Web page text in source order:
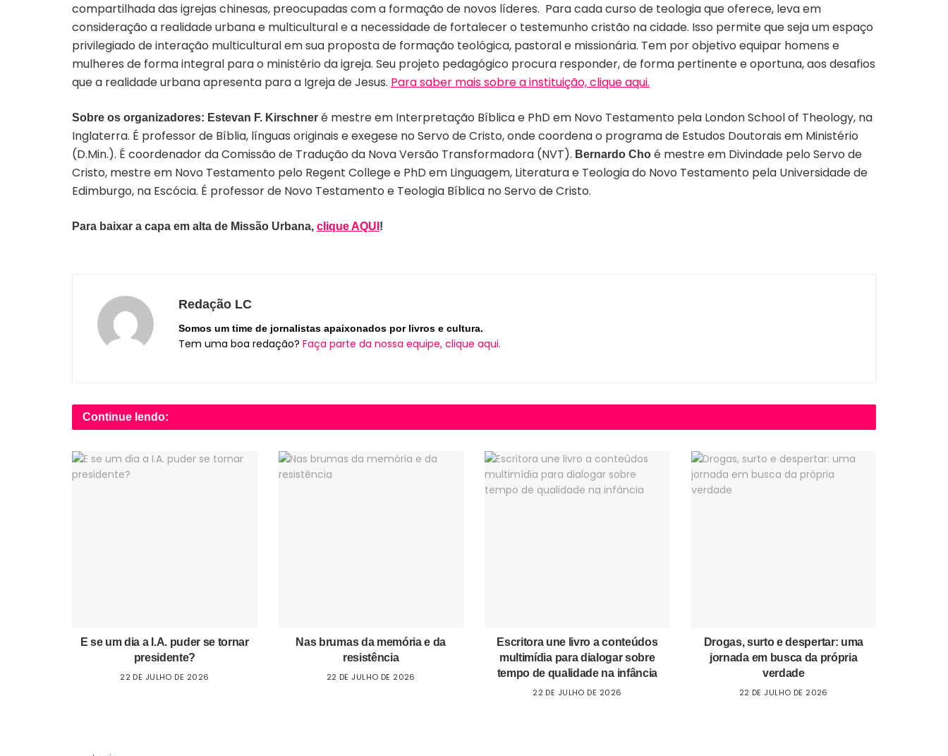
compartilhada das igrejas chinesas, preocupadas com a formação de novos líderes. Para cada curso de teologia que oferece, leva em
consideração a realidade urbana e multicultural e a necessidade de fortalecer o testemunho cristão na cidade. Isso permite que seja um espaço
privilegiado de interação multicultural em sua proposta de formação teológica, pastoral e missionária. Tem por objetivo equipar homens e
mulheres de forma integral para o ministério da igreja. Seu projeto pedagógico procura responder, de forma pertinente e oportuna, aos desafios
que a realidade urbana apresenta para a Igreja de Jesus. Para saber mais sobre a instituição, clique aqui.
Sobre os organizadores: Estevan F. Kirschner é mestre em Interpretação Bíblica e PhD em Novo Testamento pela London School of Theology, na
Inglaterra. É professor de Bíblia, línguas originais e exegese no Servo de Cristo, onde coordena o programa de Estudos Doutorais em Ministério
(D.Min.). É coordenador da Comissão de Tradução da Nova Versão Transformadora (NVT). Bernardo Cho é mestre em Divindade pelo Servo de
Cristo, mestre em Novo Testamento pelo Regent College e PhD em Linguagem, Literatura e Teologia do Novo Testamento pela Universidade de
Edimburgo, na Escócia. É professor de Novo Testamento e Teologia Bíblica no Servo de Cristo.
Para baixar a capa em alta de Missão Urbana, clique AQUI !
Redação LC
Somos um time de jornalistas apaixonados por livros e cultura.
Tem uma boa redação? Faça parte da nossa equipe, clique aqui.
Continue lendo:
E se um dia a I.A. puder se tornar
presidente?
22 DE JULHO DE 2026
Nas brumas da memória e da
resistência
22 DE JULHO DE 2026
Escritora une livro a conteúdos
multimídia para dialogar sobre
tempo de qualidade na infância
22 DE JULHO DE 2026
Drogas, surto e despertar: uma
jornada em busca da própria
verdade
22 DE JULHO DE 2026